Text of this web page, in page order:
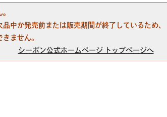
中か発売前または販売期間が終了しているため、
ません。
シーボン公式ホームページ トップページへ